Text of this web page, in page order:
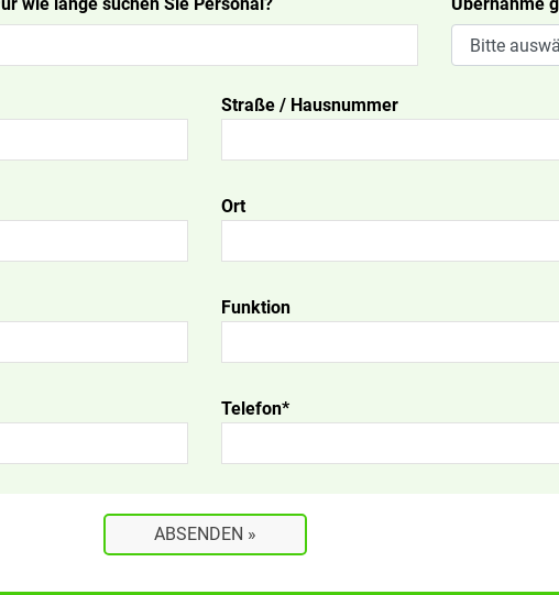
Straße / Hausnummer
Ort
Funktion
Telefon*